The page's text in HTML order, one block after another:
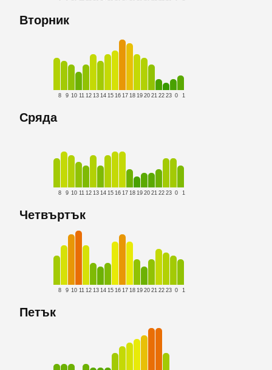
Вторник
8 9 10 11 12 13 14 15 16 17 18 19 20 21 22 23 0 1
Сряда
8 9 10 11 12 13 14 15 16 17 18 19 20 21 22 23 0 1
Четвъртък
8 9 10 11 12 13 14 15 16 17 18 19 20 21 22 23 0 1
Петък